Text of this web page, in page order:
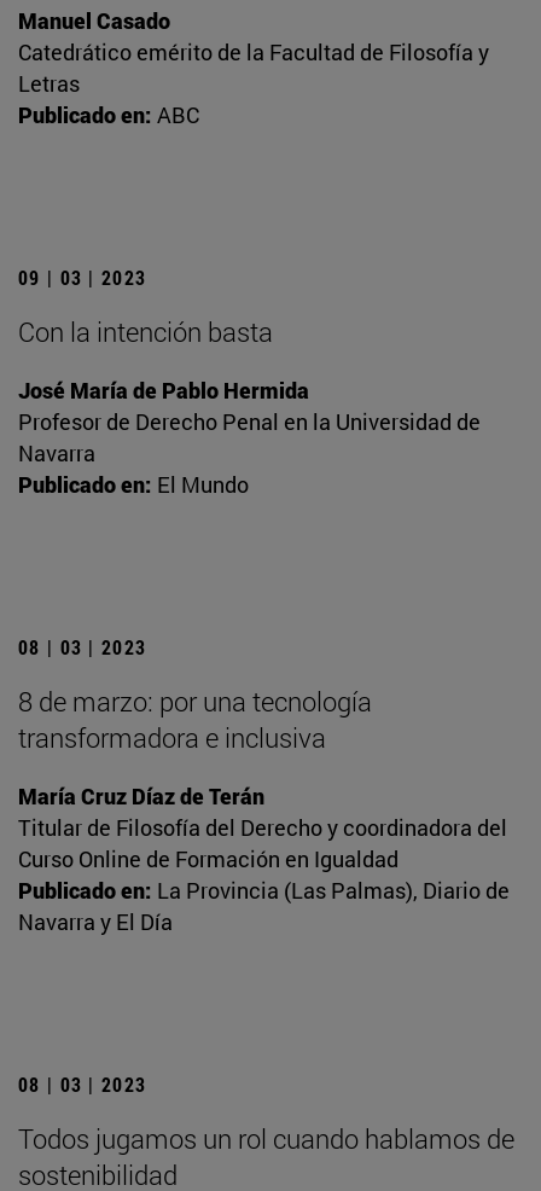
Manuel Casado
Catedrático emérito de la Facultad de Filosofía y
Letras
Publicado en: ABC
09 | 03 | 2023
Con la intención basta
José María de Pablo Hermida
Profesor de Derecho Penal en la Universidad de
Navarra
Publicado en: El Mundo
08 | 03 | 2023
8 de marzo: por una tecnología
transformadora e inclusiva
María Cruz Díaz de Terán
Titular de Filosofía del Derecho y coordinadora del
Curso Online de Formación en Igualdad
Publicado en: La Provincia (Las Palmas), Diario de
Navarra y El Día
08 | 03 | 2023
Todos jugamos un rol cuando hablamos de
sostenibilidad